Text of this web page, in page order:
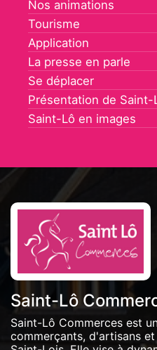
Nos animations
Tourisme
Application
La presse en parle
Se déplacer
Présentation de Saint-
Saint-Lô en images
Saint-Lô
Saint-Lô Commerces est
commerçants, d'artisans